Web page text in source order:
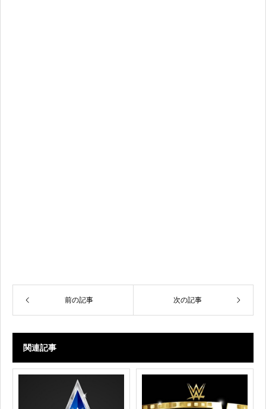
前の記事 次の記事
関連記事